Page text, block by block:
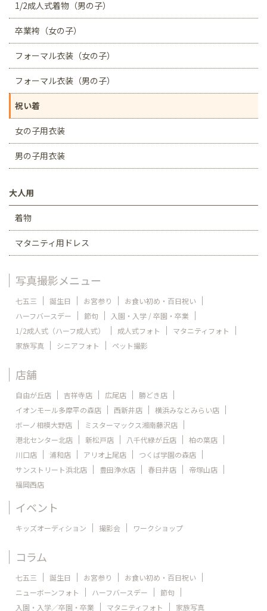
1/2成人式着物（男の子）
卒業袴（女の子）
フォーマル衣装（女の子）
フォーマル衣装（男の子）
祝い着
女の子用衣装
男の子用衣装
大人用
着物
マタニティ用ドレス
写真撮影メニュー
七五三 誕生日 お宮参り
お食い初め・百日祝い
ハーフバースデー
節句
入園・入学 / 卒園・卒業
1/2成人式（ハーフ成人式）
成人式フォト
マタニティフォト
家族写真
シニアフォト ペット撮影
店舗
自由が丘店 吉祥寺店 広尾店
勝どき店
イオンモール多摩平の森店
西新井店
横浜みなとみらい店
ボーノ相模大野店
ミスターマックス湘南藤沢店
港北センター北店
新松戸店 八千代緑が丘店
柏の葉店
川口店
浦和店 アリオ上尾店
つくば学園の森店
サンストリート浜北店
豊田浄水店 春日井店
帝塚山店
福岡西店
イベント
キッズオーディション 撮影会 ワークショップ
コラム
七五三 誕生日 お宮参り
お食い初め・百日祝い
ニューボーンフォト
ハーフバースデー
節句
入園・入学／卒園・卒業
マタニティフォト 家族写真